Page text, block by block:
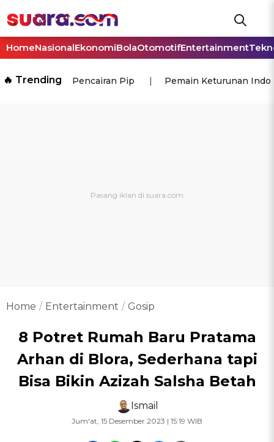
HomeNasionalEkonomiBolaOtomotifEntertainment
🔥 Trending Pencairan Pip Pemain Keturunan
Home Entertainment Gosip
8 Potret Rumah Baru Pratama
Arhan di Blora, Sederhana tapi
Bisa Bikin Azizah Salsha Betah
Ismail
Jum'at, 15 Desember 2023 | 15:19 WIB